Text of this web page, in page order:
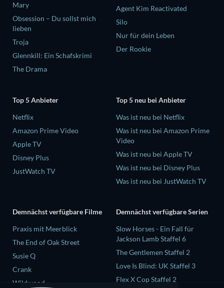
Mary
Obsession – Du sollst mich
lieben
Troja
Glennkill: Ein Schafskrimi
The Drama
Agent Kim Reactivated
Silo
Nur für dein Leben
Der Rookie
Top 5 Anbieter
Netflix
Amazon Prime Video
Apple TV
Disney Plus
JustWatch TV
Top 5 neu bei Anbieter
Was ist neu bei Netflix
Was ist neu bei Amazon Prime
Video
Was ist neu bei Apple TV
Was ist neu bei Disney Plus
Was ist neu bei JustWatch TV
Demnächst verfügbare Filme
Praxis mit Meerblick
The End of Oak Street
Susie Q
Crank
Wildwood
Demnächst verfügbare Serien
Slow Horses - Ein Fall für
Jackson Lamb Staffel 6
The Gentlemen Staffel 2
Love Is Blind: UK Staffel 3
Flex X Cop Staffel 2